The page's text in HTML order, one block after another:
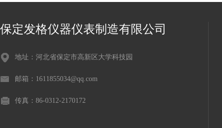
保定发格仪器仪表制造有限公司
地址：河北省保定市高新区大学科技园
邮箱：1611855034@qq.com
传真：86-0312-2170172